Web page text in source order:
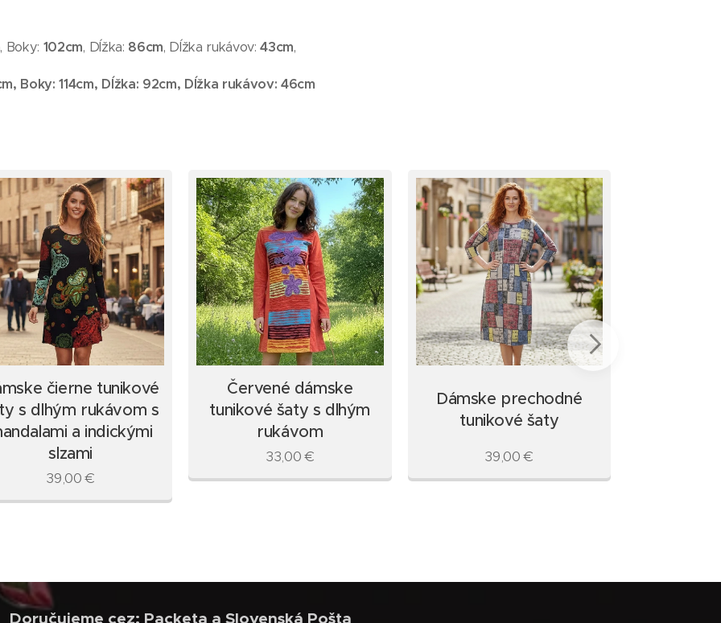
, Boky: 102cm, Dĺžka: 86cm, Dĺžka rukávov:43cm,
, Boky:114cm, Dĺžka: 92cm, Dĺžka rukávov: 46cm
čierne tunikové
s dlhým rukávom s
a indickými
slzami
39,00€
Červené dámske
tunikové šaty s dlhým
rukávom
33,00€
Dámske prechodné
tunikové šaty
39,00€
Doručujeme cez: Packeta a Slovenská Pošta